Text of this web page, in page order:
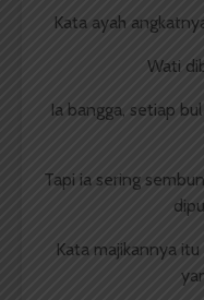
Kata ayah
Wati
Ia bangga, setiap
Tapi ia sering
Kata majikannya